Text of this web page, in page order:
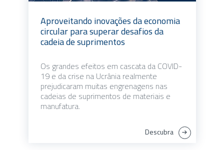
Aproveitando inovações da economia
circular para superar desafios da
cadeia de suprimentos
Os grandes efeitos em cascata da COVID-
19 e da crise na Ucrânia realmente
prejudicaram muitas engrenagens nas
cadeias de suprimentos de materiais e
manufatura.
Descubra